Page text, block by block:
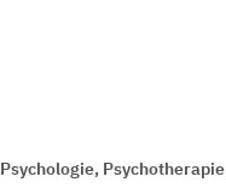
Psychologie,